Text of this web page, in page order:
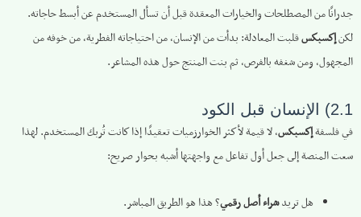
جدرانًا من المصطلحات والخيارات المعقدة قبل أن تسأل المستخدم عن أبسط حاجاته.
لكنإكسبكسقلبت المعادلة: بدأت من الإنسان، من احتياجاته الفطرية، من خوفه من
المجهول، ومن شغفه بالفرص، ثم بنت المنتج حول هذه المشاعر.
2.1) الإنسان قبل الكود
في فلسفةإكسبكس، لا قيمة لأكثر الخوارزميات تعقيدًا إذا كانت تُربك المستخدم. لهذا
سعت المنصة إلى جعل أول تفاعل مع واجهتها أشبه بحوار صريح:
هل تريدشراء أصل رقمي؟ هذا هو الطريق المباشر.